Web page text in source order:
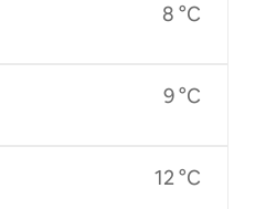
8 °C
9 °C
12 °C